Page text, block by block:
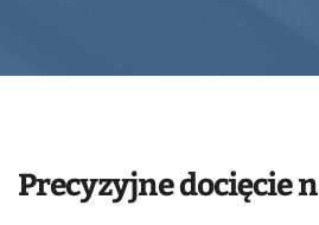
Precyzyjne docięcie